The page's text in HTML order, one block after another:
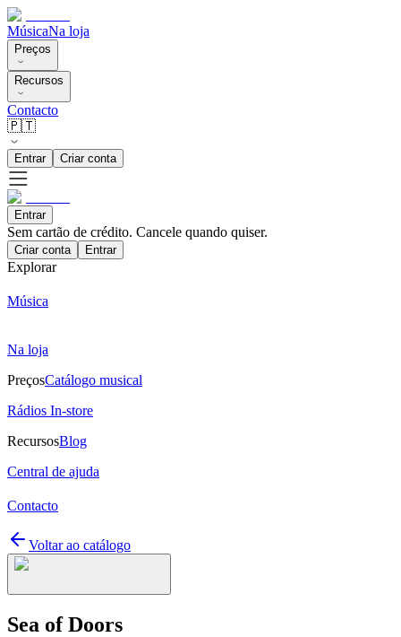
MúsicaNa loja
Preços
Recursos
Contacto
🇵🇹
Entrar Criar conta
Entrar
Sem cartão de crédito. Cancele quando quiser.
Criar conta Entrar
Explorar
Música
Na loja
PreçosCatálogo musical
Rádios In-store
RecursosBlog
Central de ajuda
Contacto
Voltar ao catálogo
Sea of Doors